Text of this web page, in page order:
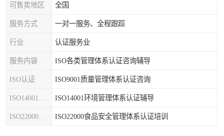
可售卖地区 全国
服务方式 一对一服务、全程跟踪
行业 认证服务业
服务内容 ISO各类管理体系认证咨询辅导
ISO认证 ISO9001质量管理体系认证咨询
ISO14001环境管理体系认证辅导
ISO22000食品安全管理体系认证培训